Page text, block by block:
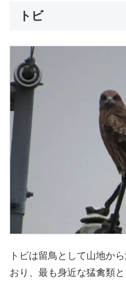
トビ
トビは留鳥として山地か
おり、最も身近な猛禽類